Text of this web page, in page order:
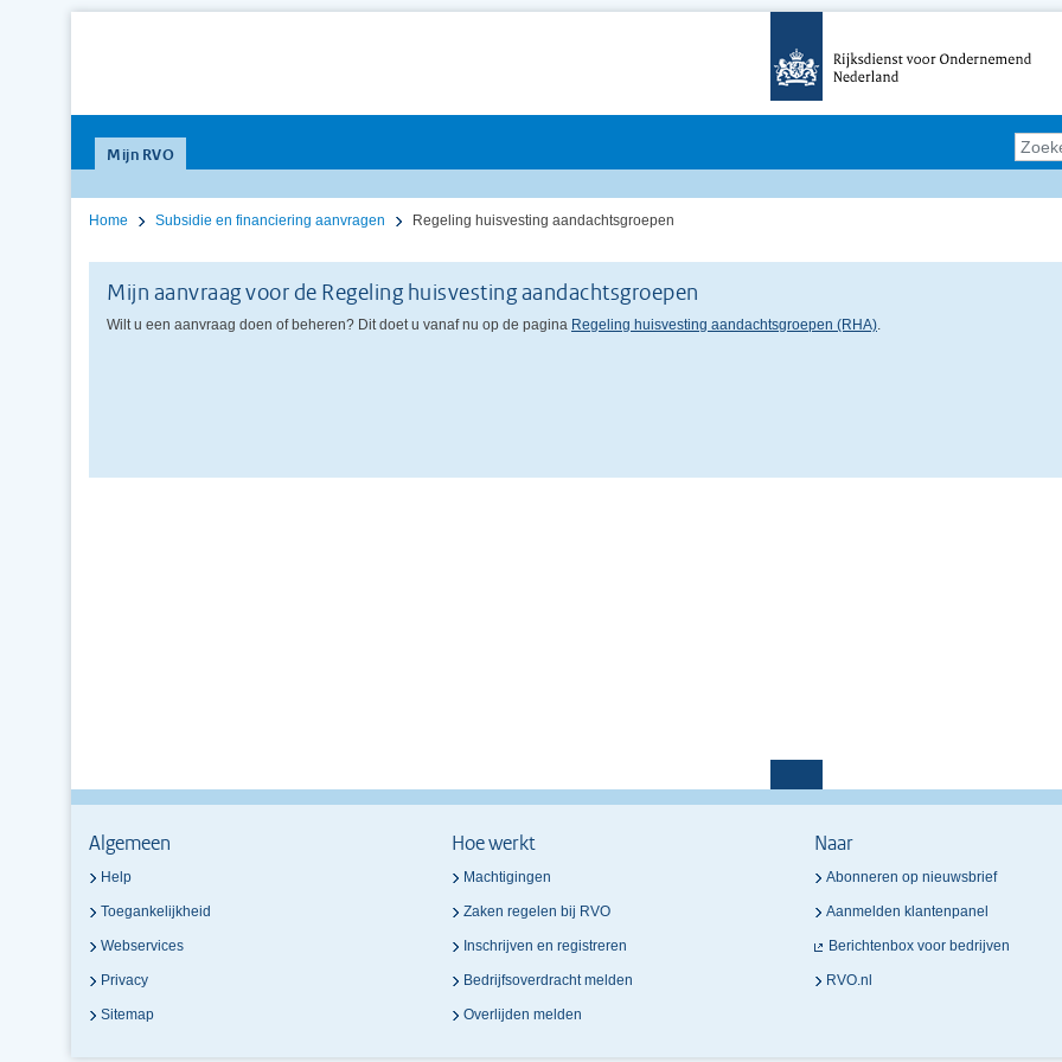
Mijn RVO
Home Subsidie en financiering aanvragen Regeling huisvesting aandachtsgroepen
Mijn aanvraag voor de Regeling huisvesting aandachtsgroepen
Wilt u een aanvraag doen of beheren? Dit doet u vanaf nu op de pagina Regeling huisvesting aandachtsgroepen (RHA).
Algemeen
Help
Toegankelijkheid
Webservices
Privacy
Sitemap
Hoe werkt
Machtigingen
Zaken regelen bij RVO
Inschrijven en registreren
Bedrijfsoverdracht melden
Overlijden melden
Naar
Abonneren op nieuwsbrief
Aanmelden klantenpanel
Berichtenbox voor bedrijven
RVO.nl